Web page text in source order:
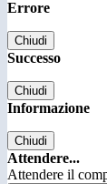
Errore
Chiudi
Successo
Chiudi
Informazione
Chiudi
Attendere...
Attendere il